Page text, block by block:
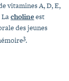
vitamines A, D, E,
Lacholineest
des jeunes
3.